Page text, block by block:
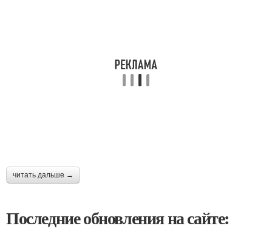
читать дальше →
Последние обновления на сайте: